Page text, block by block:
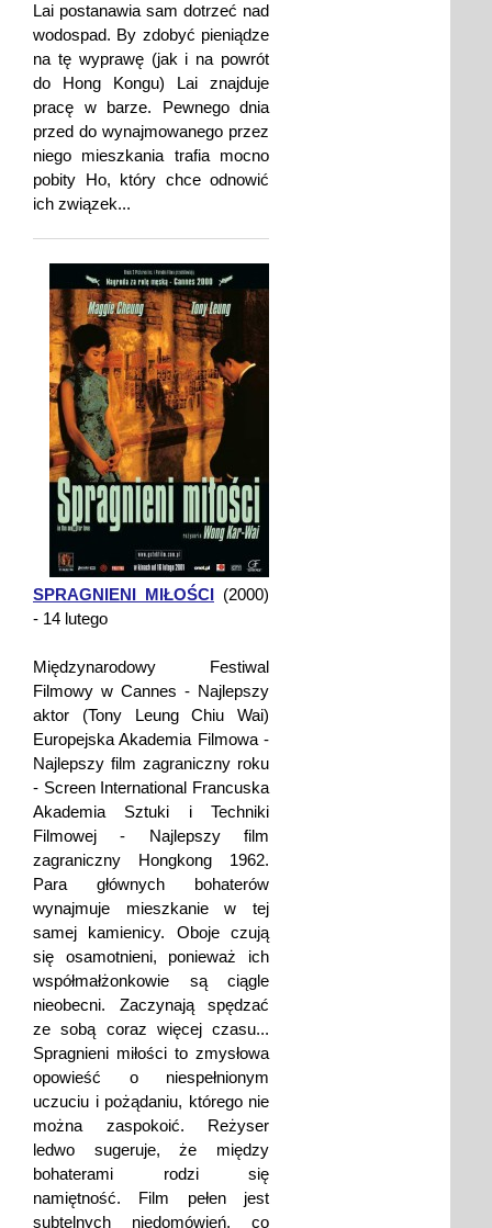
Lai postanawia sam dotrzeć nad
wodospad. By zdobyć pieniądze
na tę wyprawę (jak i na powrót
do Hong Kongu) Lai znajduje
pracę w barze. Pewnego dnia
przed do wynajmowanego przez
niego mieszkania trafia mocno
pobity Ho, który chce odnowić
ich związek...
SPRAGNIENI MIŁOŚCI (2000)
- 14 lutego
Międzynarodowy Festiwal
Filmowy w Cannes - Najlepszy
aktor (Tony Leung Chiu Wai)
Europejska Akademia Filmowa -
Najlepszy film zagraniczny roku
- Screen International Francuska
Akademia Sztuki i Techniki
Filmowej - Najlepszy film
zagraniczny Hongkong 1962.
Para głównych bohaterów
wynajmuje mieszkanie w tej
samej kamienicy. Oboje czują
się osamotnieni, ponieważ ich
współmałżonkowie są ciągle
nieobecni. Zaczynają spędzać
ze sobą coraz więcej czasu...
Spragnieni miłości to zmysłowa
opowieść o niespełnionym
uczuciu i pożądaniu, którego nie
można zaspokoić. Reżyser
ledwo sugeruje, że między
bohaterami rodzi się
namiętność. Film pełen jest
subtelnych niedomówień, co